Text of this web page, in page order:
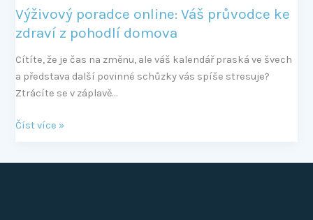
Výživový poradce online: Váš průvodce ke
zdraví z pohodlí domova
Cítíte, že je čas na změnu, ale váš kalendář praská ve švech
a představa další povinné schůzky vás spíše stresuje?
Ztrácíte se v záplavě…
Číst více »